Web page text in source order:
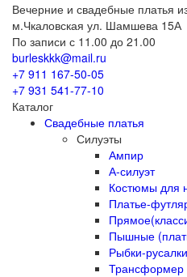
Вечерние и свадебные платья
м.Чкаловская ул. Шамшева 15А
По записи с 11.00 до 21.00
burleskkk@mail.ru
+7 911 167-50-05
+7 931 541-77-10
Каталог
Свадебные платья
Силуэты
Ампир
А-силуэт
Костюмы для
Платье-
Пышные
Рыбки-русалки
Трансформер